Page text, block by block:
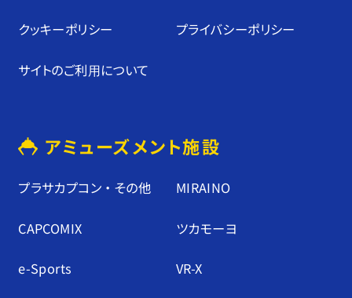
クッキーポリシー プライバシーポリシー
サイトのご利⽤について
アミューズメント施設
プラサカプコン ・ その他 MIRAINO
CAPCOMIX ツカモーヨ
e-Sports VR-X